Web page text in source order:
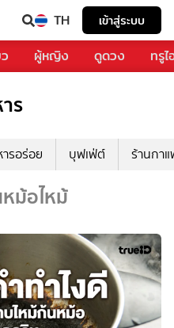
TH เข้าสู่ระบบ
ผู้หญิง ดูดวง ทรู
ร
รอร่อย บุฟเฟ่ต์ ร้านกา
ม้อไหม้